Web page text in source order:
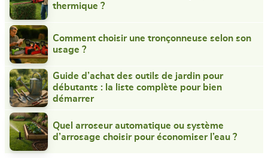
thermique ?
Comment choisir une tronçonneuse selon son
usage ?
Guide d’achat des outils de jardin pour
débutants : la liste complète pour bien
démarrer
Quel arroseur automatique ou système
d’arrosage choisir pour économiser l’eau ?